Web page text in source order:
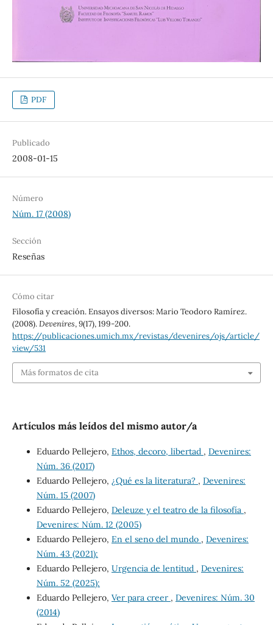
PDF
Publicado
2008-01-15
Número
Núm. 17 (2008)
Sección
Reseñas
Cómo citar
Filosofía y creación. Ensayos diversos: Mario Teodoro Ramírez.
(2008).Devenires,9(17), 199-200.
https://publicaciones.umich.mx/revistas/devenires/ojs/article/
view/531
Más formatos de cita
Artículos más leídos del mismo autor/a
Eduardo Pellejero, Ethos, decoro, libertad , Devenires:
Núm. 36 (2017)
Eduardo Pellejero, ¿Qué es la literatura? , Devenires:
Núm. 15 (2007)
Eduardo Pellejero, Deleuze y el teatro de la filosofía ,
Devenires: Núm. 12 (2005)
Eduardo Pellejero, En el seno del mundo , Devenires:
Núm. 43 (2021):
Eduardo Pellejero, Urgencia de lentitud , Devenires:
Núm. 52 (2025):
Eduardo Pellejero, Ver para creer , Devenires: Núm. 30
(2014)